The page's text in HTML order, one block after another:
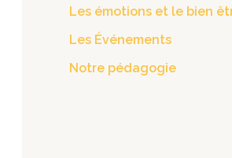
Les émotions et le bien
Les Événements
Notre pédagogie